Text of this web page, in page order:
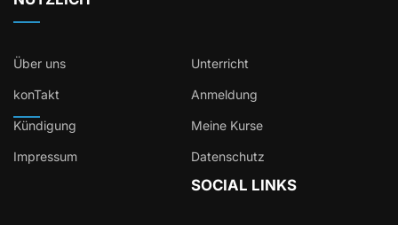
Über uns Unterricht
konTakt Anmeldung
Kündigung Meine Kurse
Impressum Datenschutz
SOCIAL LINKS